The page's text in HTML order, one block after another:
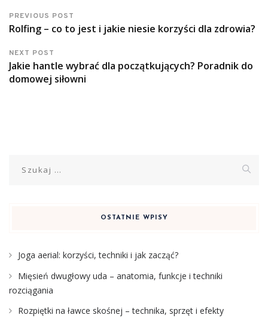
PREVIOUS POST
Rolfing – co to jest i jakie niesie korzyści dla zdrowia?
NEXT POST
Jakie hantle wybrać dla początkujących? Poradnik do
domowej siłowni
OSTATNIE WPISY
Joga aerial: korzyści, techniki i jak zacząć?
Mięsień dwugłowy uda – anatomia, funkcje i techniki
rozciągania
Rozpiętki na ławce skośnej – technika, sprzęt i efekty